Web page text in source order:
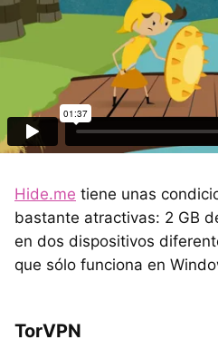
Hide.me tiene unas
bastante atractivas: 2 GB
en dos dispositivos
que sólo funciona en
TorVPN